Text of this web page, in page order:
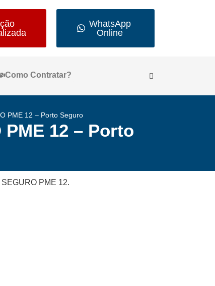
WhatsApp
Online
Como Contratar?
PME 12 – Porto Seguro
PME 12 – Porto
PME 12.